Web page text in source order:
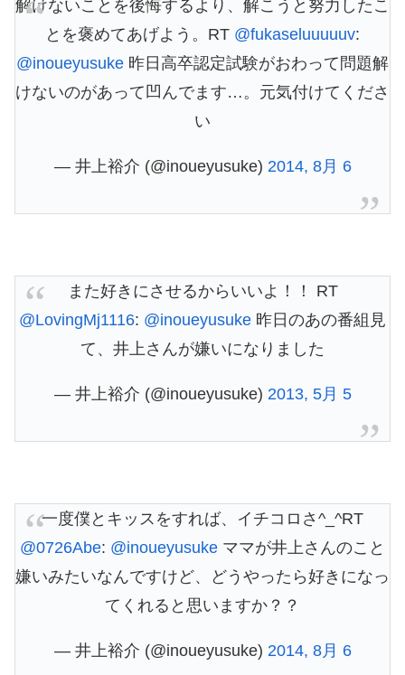
解けないことを後悔するより、解こうと努力したこ
とを褒めてあげよう。RT @fukaseluuuuuv:
@inoueyusuke 昨日高卒認定試験がおわって問題解
けないのがあって凹んでます…。元気付けてくださ
い
— 井上裕介 (@inoueyusuke) 2014, 8月 6
また好きにさせるからいいよ！！ RT
@LovingMj1116: @inoueyusuke 昨日のあの番組見
て、井上さんが嫌いになりました
— 井上裕介 (@inoueyusuke) 2013, 5月 5
一度僕とキッスをすれば、イチコロさ^_^RT
@0726Abe: @inoueyusuke ママが井上さんのこと
嫌いみたいなんですけど、どうやったら好きになっ
てくれると思いますか？？
— 井上裕介 (@inoueyusuke) 2014, 8月 6